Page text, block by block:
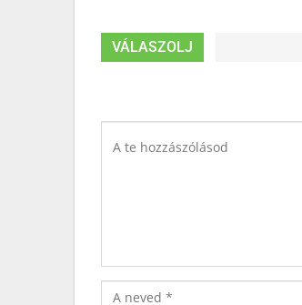
VÁLASZOLJ